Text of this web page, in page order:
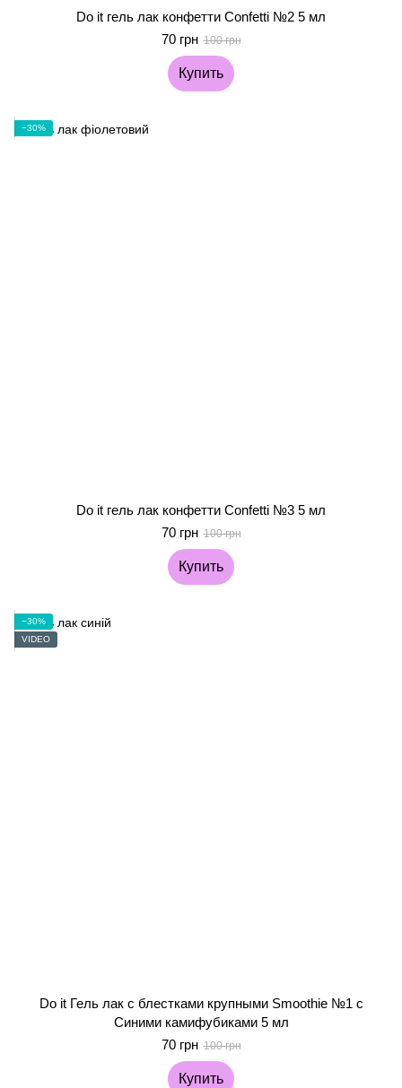
Do it гель лак конфетти Confetti №2 5 мл
70 грн 100 грн
Купить
−30%
Do it гель лак конфетти Confetti №3 5 мл
70 грн 100 грн
Купить
−30%
VIDEO
Do it Гель лак с блестками крупными Smoothie №1 с
Синими камифубиками 5 мл
70 грн 100 грн
Купить